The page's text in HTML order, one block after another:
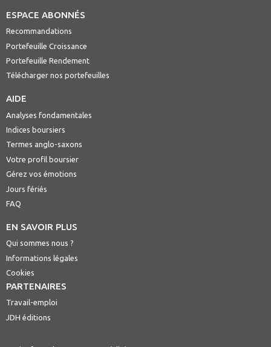
ESPACE ABONNÉS
Recommandations
Portefeuille Croissance
Portefeuille Rendement
Télécharger nos portefeuilles
AIDE
Analyses fondamentales
Indices boursiers
Termes anglo-saxons
Votre profil boursier
Gérez vos émotions
Jours fériés
FAQ
EN SAVOIR PLUS
Qui sommes nous ?
Informations légales
Cookies
PARTENAIRES
Travail-emploi
JDH éditions